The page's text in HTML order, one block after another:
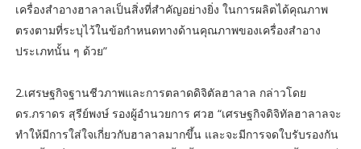
เครื่องสำอางฮาลาลเป็นสิ่งที่สำคัญอย่างยิ่ง ในการผลิตได้คุณภาพ
ตรงตามที่ระบุไว้ในข้อกำหนดทางด้านคุณภาพของเครื่องสำอาง
ประเภทนั้น ๆ ด้วย”
2.เศรษฐกิจฐานชีวภาพและการตลาดดิจิตัลฮาลาล กล่าวโดย
ดร.ภราดร สุรีย์พงษ์ รองผู้อำนวยการ ศวฮ “เศรษฐกิจดิจิทัลฮาลาลจะ
ทำให้มีการใส่ใจเกี่ยวกับฮาลาลมากขึ้น และจะมีการจดใบรับรองกัน